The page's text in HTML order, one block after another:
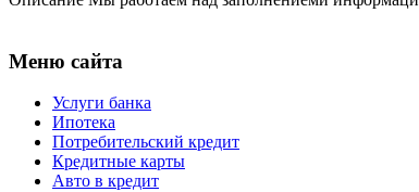
Меню сайта
Услуги банка
Ипотека
Потребительский кредит
Кредитные карты
Авто в кредит